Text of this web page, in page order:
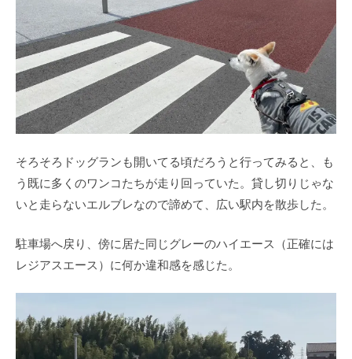
そろそろドッグランも開いてる頃だろうと行ってみると、も
う既に多くのワンコたちが走り回っていた。貸し切りじゃな
いと走らないエルブレなので諦めて、広い駅内を散歩した。
駐車場へ戻り、傍に居た同じグレーのハイエース（正確には
レジアスエース）に何か違和感を感じた。